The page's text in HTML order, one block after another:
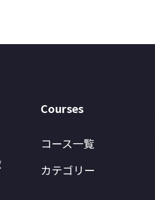
Courses
コース一覧
カテゴリー